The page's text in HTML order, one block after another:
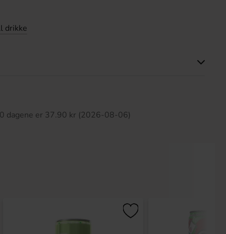
drikke
dagene er 37.90 kr (2026-08-06)